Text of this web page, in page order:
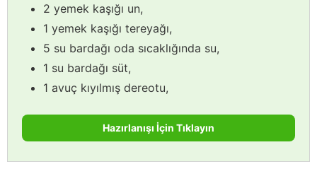
2 yemek kaşığı un,
1 yemek kaşığı tereyağı,
5 su bardağı oda sıcaklığında su,
1 su bardağı süt,
1 avuç kıyılmış dereotu,
Hazırlanışı İçin Tıklayın